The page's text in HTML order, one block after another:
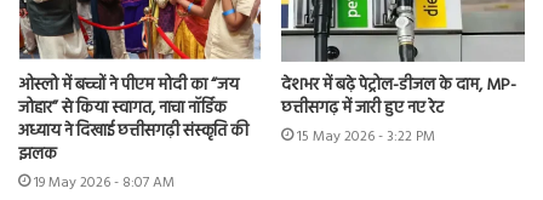
ओस्लो में बच्चों ने पीएम मोदी का “जय
जोहार” से किया स्वागत, नाचा नॉर्डिक
अध्याय ने दिखाई छत्तीसगढ़ी संस्कृति की
झलक
19 May 2026 - 8:07 AM
देशभर में बढ़े पेट्रोल-डीजल के दाम, MP-
छत्तीसगढ़ में जारी हुए नए रेट
15 May 2026 - 3:22 PM